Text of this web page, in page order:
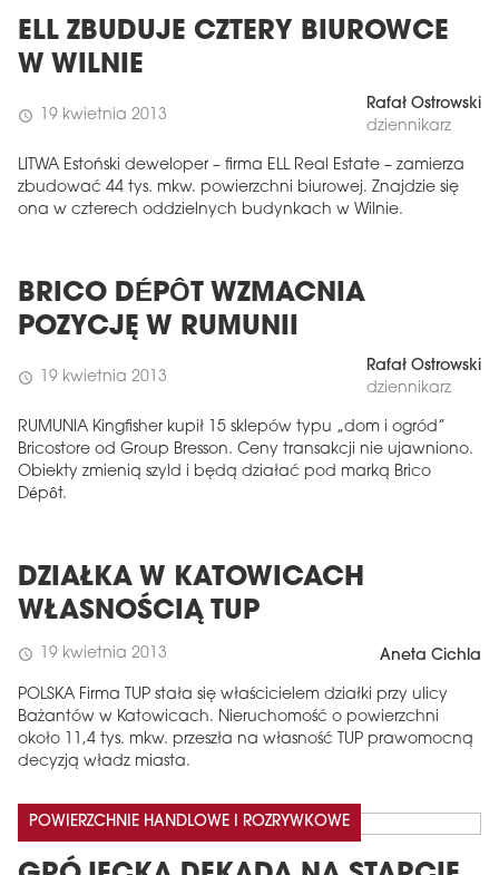
ELL ZBUDUJE CZTERY BIUROWCE
W WILNIE
schedule 19 kwietnia 2013
Rafał Ostrowski
dziennikarz
LITWA Estoński deweloper – firma ELL Real Estate – zamierza
zbudować 44 tys. mkw. powierzchni biurowej. Znajdzie się
ona w czterech oddzielnych budynkach w Wilnie.
BRICO DÉPÔT WZMACNIA
POZYCJĘ W RUMUNII
schedule 19 kwietnia 2013
Rafał Ostrowski
dziennikarz
RUMUNIA Kingfisher kupił 15 sklepów typu „dom i ogród”
Bricostore od Group Bresson. Ceny transakcji nie ujawniono.
Obiekty zmienią szyld i będą działać pod marką Brico
Dépôt.
DZIAŁKA W KATOWICACH
WŁASNOŚCIĄ TUP
schedule 19 kwietnia 2013 Aneta Cichla
POLSKA Firma TUP stała się właścicielem działki przy ulicy
Bażantów w Katowicach. Nieruchomość o powierzchni
około 11,4 tys. mkw. przeszła na własność TUP prawomocną
decyzją władz miasta.
POWIERZCHNIE HANDLOWE I ROZRYWKOWE